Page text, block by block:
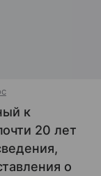
к
20 лет
о